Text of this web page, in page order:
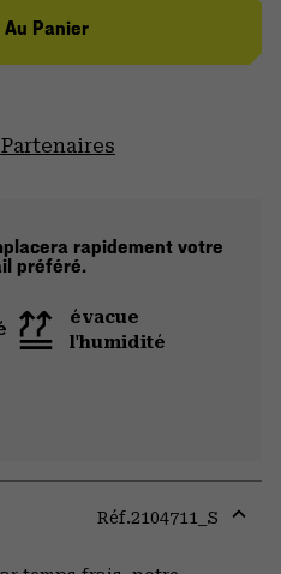
Panier
rapidement votre
préféré.
évacue
l'humidité
Réf.2104711_S